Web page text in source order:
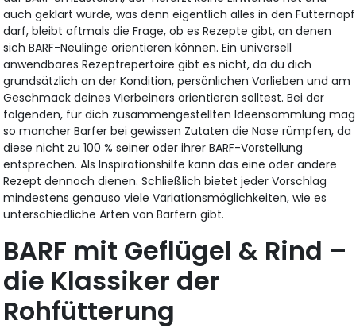
auch geklärt wurde, was denn eigentlich alles in den Futternapf
darf, bleibt oftmals die Frage, ob es Rezepte gibt, an denen
sich BARF-Neulinge orientieren können. Ein universell
anwendbares Rezeptrepertoire gibt es nicht, da du dich
grundsätzlich an der Kondition, persönlichen Vorlieben und am
Geschmack deines Vierbeiners orientieren solltest. Bei der
folgenden, für dich zusammengestellten Ideensammlung mag
so mancher Barfer bei gewissen Zutaten die Nase rümpfen, da
diese nicht zu 100 % seiner oder ihrer BARF-Vorstellung
entsprechen. Als Inspirationshilfe kann das eine oder andere
Rezept dennoch dienen. Schließlich bietet jeder Vorschlag
mindestens genauso viele Variationsmöglichkeiten, wie es
unterschiedliche Arten von Barfern gibt.
BARF mit Geflügel & Rind –
die Klassiker der
Rohfütterung